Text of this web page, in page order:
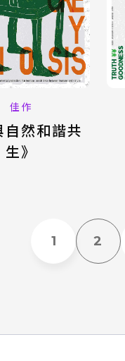
佳作
自然和諧共
生》
1 2